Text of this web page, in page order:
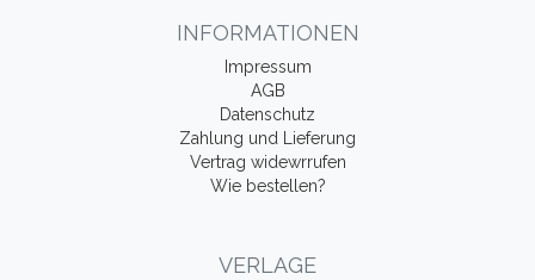
INFORMATIONEN
Impressum
AGB
Datenschutz
Zahlung und Lieferung
Vertrag widewrrufen
Wie bestellen?
VERLAGE